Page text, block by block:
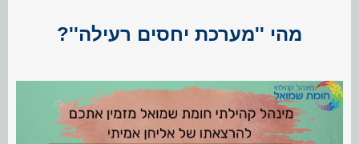
מהי ''מערכת יחסים רעילה''?